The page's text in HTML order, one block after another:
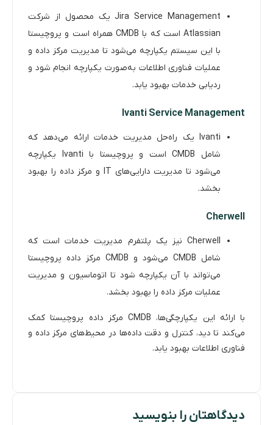
Jira Service Management یک محصول از شرکت
Atlassian است که با CMDB همراه است و پروچیستا
با این سیستم یکپارچه می‌شود تا مدیریت مرکز داده و
عملیات فناوری اطلاعات به‌صورت یکپارچه انجام شود و
ردیابی خدمات بهبود یابد.
Ivanti Service Management
Ivanti یک راه‌حل مدیریت خدمات ارائه می‌دهد که
شامل CMDB است و پروچیستا با Ivanti یکپارچه
می‌شود تا مدیریت دارایی‌های IT و مرکز داده را بهبود
بخشد.
Cherwell
Cherwell نیز یک پلتفرم مدیریت خدمات است که
شامل CMDB می‌شود و CMDB مرکز داده پروچیستا
می‌تواند با آن یکپارچه شود تا اتوماسیون و مدیریت
عملیات مرکز داده را بهبود بخشد.
با ارائه این یکپارچگی‌ها، CMDB مرکز داده پروچیستا کمک
می‌کند تا دید، کنترل و دقت داده‌ها در محیط‌های مرکز داده و
فناوری اطلاعات بهبود یابد.
دیدگاهتان را بنویسید